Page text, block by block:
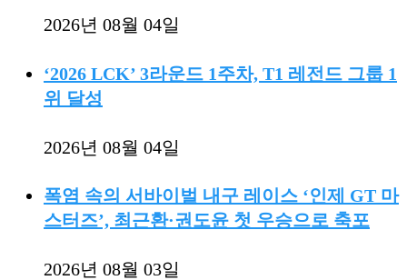
2026년 08월 04일
‘2026 LCK’ 3라운드 1주차, T1 레전드 그룹 1
위 달성
2026년 08월 04일
폭염 속의 서바이벌 내구 레이스 ‘인제 GT 마
스터즈’, 최근환·권도윤 첫 우승으로 축포
2026년 08월 03일